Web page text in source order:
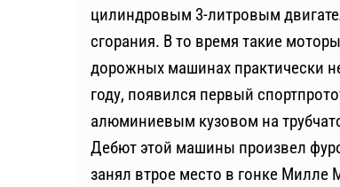
цилиндровым 3-литровым
сгорания. В то время такие
дорожных машинах практически
году, появился первый
алюминиевым кузовом на
Дебют этой машины произвел
занял втрое место в гонке Милле